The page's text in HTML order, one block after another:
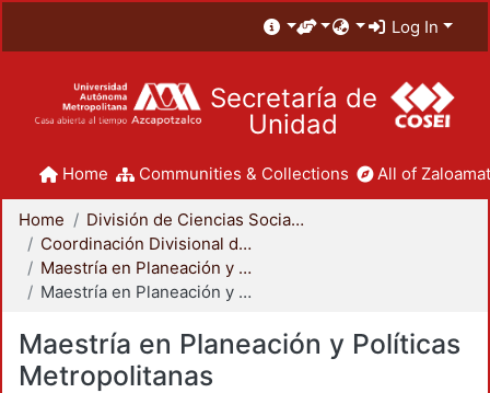
Log In
Secretaría de
Unidad
Home Communities & Collections All of
Home
División de Ciencias Sociales y Humanidades
Coordinación Divisional de Posgrado
Maestría en Planeación y Políticas Metropolitanas
Maestría en Planeación y Políticas Metropolitanas
Maestría en Planeación y Políticas
Metropolitanas